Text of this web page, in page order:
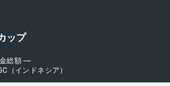
ップ
総額 ―
（インドネシア）